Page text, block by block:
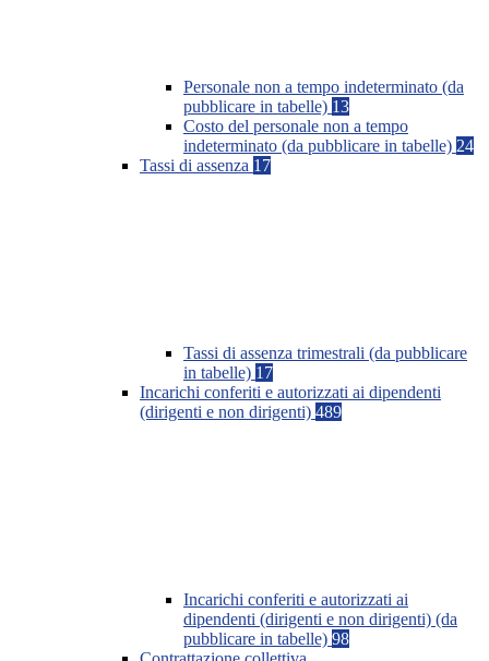
Personale non a tempo indeterminato (da
pubblicare in tabelle) 13
Costo del personale non a tempo
indeterminato (da pubblicare in tabelle) 24
Tassi di assenza 17
Tassi di assenza trimestrali (da pubblicare
in tabelle) 17
Incarichi conferiti e autorizzati ai dipendenti
(dirigenti e non dirigenti) 489
Incarichi conferiti e autorizzati ai
dipendenti (dirigenti e non dirigenti) (da
pubblicare in tabelle) 98